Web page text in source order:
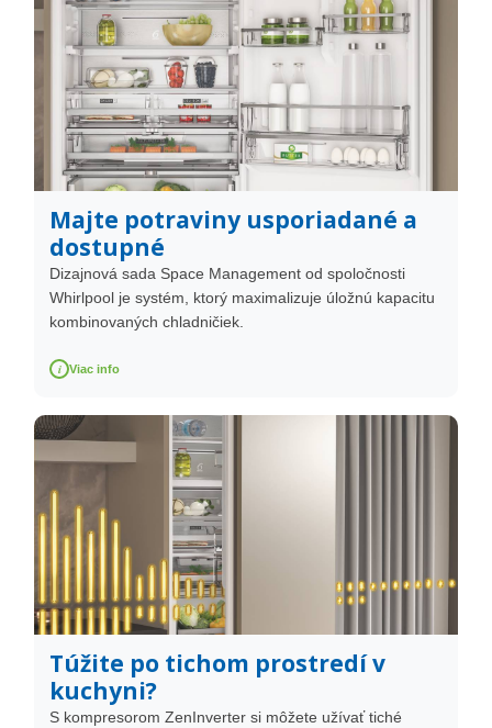
Majte potraviny usporiadané a
dostupné
Dizajnová sada Space Management od spoločnosti
Whirlpool je systém, ktorý maximalizuje úložnú kapacitu
kombinovaných chladničiek.
i Viac info
Túžite po tichom prostredí v
kuchyni?
S kompresorom ZenInverter si môžete užívať tiché